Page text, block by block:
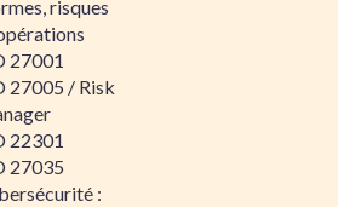
risques
27001
27005 / Risk
22301
27035
: